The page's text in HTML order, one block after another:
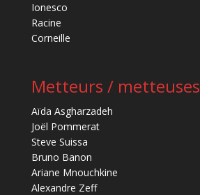
Ionesco
Racine
Corneille
Metteurs /
Aïda Asgharzadeh
Joël Pommerat
Steve Suissa
Bruno Banon
Ariane Mnouchkine
Alexandre Zeff